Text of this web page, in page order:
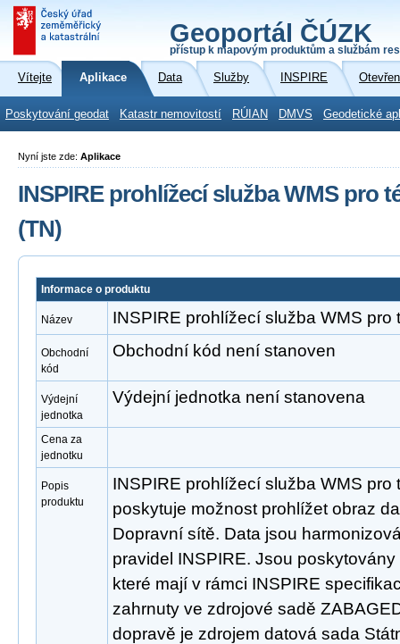
Geoportál ČÚZK
přístup k mapovým produktům a službám
Vítejte Aplikace Data Služby INSPIRE
Poskytování geodat Katastr nemovitostí RÚIAN DMVS Geodetické
Nyní jste zde: Aplikace
INSPIRE prohlížecí služba WMS pro
(TN)
Informace o produktu
Název INSPIRE prohlížecí služba WMS pro
Obchodní
kód
Obchodní kód není stanoven
Výdejní
jednotka
Výdejní jednotka není stanovena
Cena za
jednotku
Popis
produktu
INSPIRE prohlížecí služba WMS pro
poskytuje možnost prohlížet obraz
Dopravní sítě. Data jsou
pravidel INSPIRE. Jsou
které mají v rámci INSPIRE
zahrnuty ve zdrojové sadě
dopravě je zdrojem datová sada